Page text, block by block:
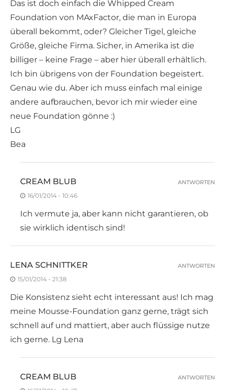
Das ist doch einfach die Whipped Cream
Foundation von MAxFactor, die man in Europa
überall bekommt, oder? Gleicher Tigel, gleiche
Größe, gleiche Firma. Sicher, in Amerika ist die
billiger – keine Frage – aber hier überall erhältlich.
Ich bin übrigens von der Foundation begeistert.
Genau wie du. Aber ich muss einfach mal einige
andere aufbrauchen, bevor ich mir wieder eine
neue Foundation gönne :)
LG
Bea
CREAM BLUB
16/01/2014 - 10:46
Ich vermute ja, aber kann nicht garantieren, ob
sie wirklich identisch sind!
ANTWORTEN
LENA SCHNITTKER
15/01/2014 - 21:38
Die Konsistenz sieht echt interessant aus! Ich mag
meine Mousse-Foundation ganz gerne, trägt sich
schnell auf und mattiert, aber auch flüssige nutze
ich gerne. Lg Lena
ANTWORTEN
CREAM BLUB ANTWORTEN